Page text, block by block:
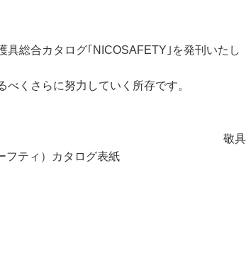
総合カタログ｢NICOSAFETY｣を発刊いたし
くさらに努力していく所存です。
敬具